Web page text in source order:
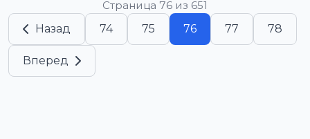
Страница 76 из 651
Назад
74 75 76 77 78
Вперед